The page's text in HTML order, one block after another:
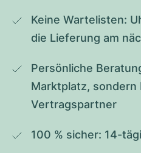
Keine Wartelisten:
die Lieferung am
Persönliche
Marktplatz, sondern
Vertragspartner
100 % sicher: 14-